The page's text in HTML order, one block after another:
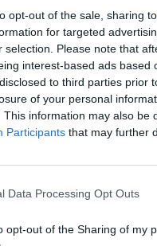
opt-out of the sale, sharing
for targeted
selection. Please note that
interest-based ads
to third parties prior
of your personal
This information may also be
Participants that may further
Data Processing Opt Outs
opt-out of the Sharing of my
être réalisé avec
et doux
adapté
naturel (optionnel)